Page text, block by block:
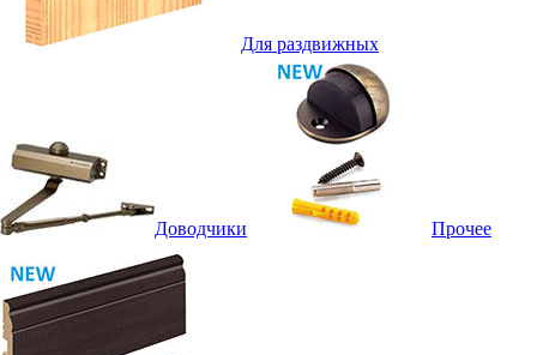
Для раздвижных
Доводчики Прочее